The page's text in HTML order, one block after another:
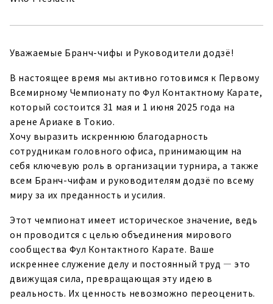
Уважаемые Бранч-чифы и Руководители додзё!
В настоящее время мы активно готовимся к Первому
Всемирному Чемпионату по Фул Контактному Карате,
который состоится 31 мая и 1 июня 2025 года на
арене Ариаке в Токио.
Хочу выразить искреннюю благодарность
сотрудникам головного офиса, принимающим на
себя ключевую роль в организации турнира, а также
всем Бранч-чифам и руководителям додзё по всему
миру за их преданность и усилия.
Этот чемпионат имеет историческое значение, ведь
он проводится с целью объединения мирового
сообщества Фул Контактного Карате. Ваше
искреннее служение делу и постоянный труд — это
движущая сила, превращающая эту идею в
реальность. Их ценность невозможно переоценить.